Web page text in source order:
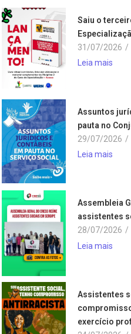
Saiu o
31/07/2026 /
Leia mais
Assuntos
pauta no
29/07/2026 /
Leia mais
Assembleia
assistentes
28/07/2026 /
Leia mais
Assistentes
exercício